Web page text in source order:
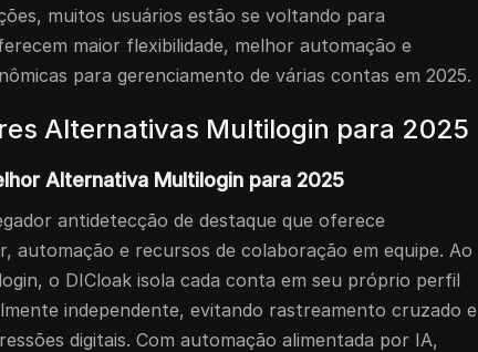
muitos usuários estão se voltando para
maior flexibilidade, melhor automação e
para gerenciamento de várias contas em 2025.
Alternativas Multilogin para 2025
Alternativa Multilogin para 2025
antidetecção de destaque que oferece
automação e recursos de colaboração em equipe. Ao
o DICloak isola cada conta em seu próprio perfil
independente, evitando rastreamento cruzado e
digitais. Com automação alimentada por IA,